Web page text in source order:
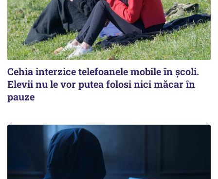
Cehia interzice telefoanele mobile în școli.
Elevii nu le vor putea folosi nici măcar în
pauze